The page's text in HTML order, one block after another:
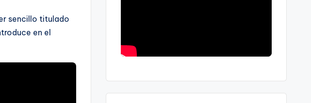
sencillo titulado
en el